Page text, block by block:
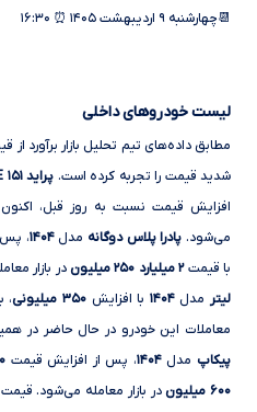
📆چهارشنبه ۹ اردیبهشت ۱۴۰۵ ⏰ ۱۶:۳۰
لیست خودروهای داخلی
مطابق داده‌های تیم تحلیل بازار برآورد از
شدید قیمت را تجربه کرده است. پراید ۱۵۱ SE لاینر
افزایش قیمت نسبت به روز قبل،
می‌شود. پادرا پلاس دوگانه مدل۱۴۰۴، پس
با قیمت۲ میلیارد ۲۵۰ میلیون در بازار
لیتر مدل۱۴۰۴ با افزایش۳۵۰ میلیونی ،
معاملات این خودرو در حال حاضر در
پیکاپمدل۱۴۰۴، پس از افزایش قیمت
۶۰۰ میلیون
در بازار معامله می‌شود.